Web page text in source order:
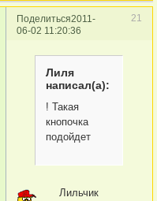
Поделиться 21
2011-
06-02 11:20:36
Лиля
написал(а):
! Такая
кнопочка
подойдет
Лильчик